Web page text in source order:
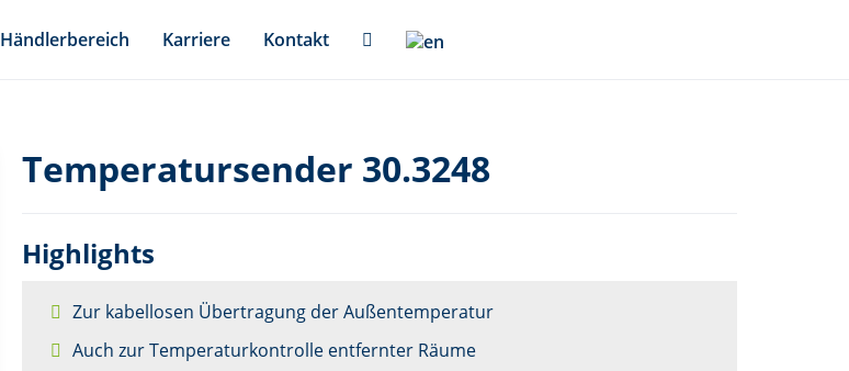
Händlerbereich Karriere Kontakt
Temperatursender 30.3248
Highlights
Zur kabellosen Übertragung der Außentemperatur
Auch zur Temperaturkontrolle entfernter Räume